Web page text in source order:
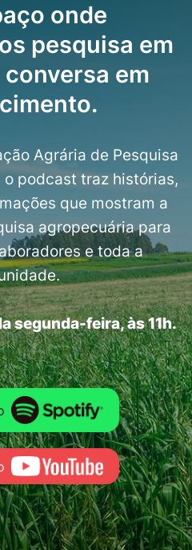
onde
pesquisa em
em
Agrária de Pesquisa
o podcast traz histórias,
que mostram a
agropecuária para
e toda a
segunda-feira, às 11h.